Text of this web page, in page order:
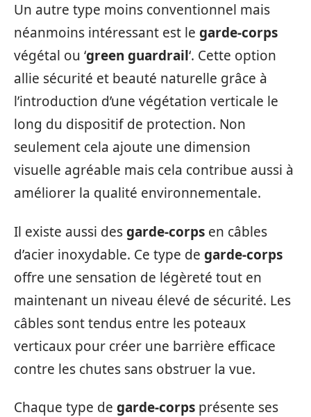
Un autre type moins conventionnel mais
néanmoins intéressant est le garde-corps
végétal ou ‘green guardrail‘. Cette option
allie sécurité et beauté naturelle grâce à
l’introduction d’une végétation verticale le
long du dispositif de protection. Non
seulement cela ajoute une dimension
visuelle agréable mais cela contribue aussi à
améliorer la qualité environnementale.
Il existe aussi desgarde-corps en câbles
d’acier inoxydable. Ce type de garde-corps
offre une sensation de légèreté tout en
maintenant un niveau élevé de sécurité. Les
câbles sont tendus entre les poteaux
verticaux pour créer une barrière efficace
contre les chutes sans obstruer la vue.
Chaque type de garde-corps présente ses